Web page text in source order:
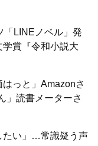
「LINEノベル」発
賞『令和小説大
っと」Amazonさ
」読書メーターさ
たい」…常識疑う声